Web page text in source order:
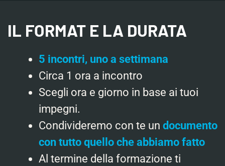
IL FORMAT E LA DURATA
5 incontri, uno a settimana
Circa 1 ora a incontro
Scegli ora e giorno in base ai tuoi
impegni.
Condivideremo con te un documento
con tutto quello che abbiamo fatto
Al termine della formazione ti